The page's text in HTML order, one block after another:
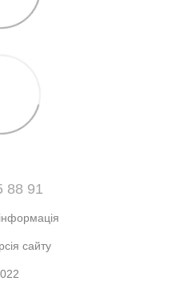
88 91
сайту